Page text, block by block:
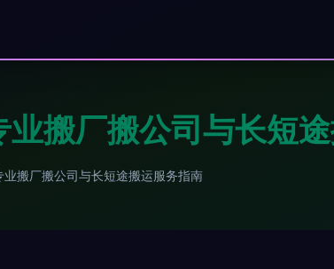
业搬厂搬公司与长短
业搬厂搬公司与长短途搬运服务指南